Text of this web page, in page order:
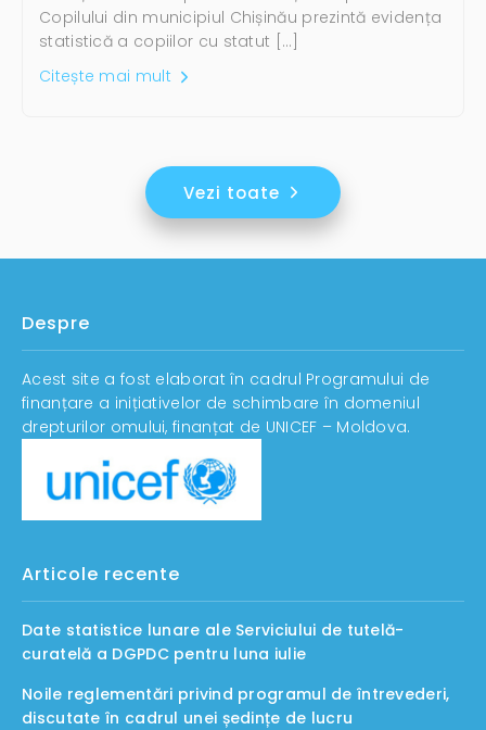
Copilului din municipiul Chișinău prezintă evidența
statistică a copiilor cu statut […]
Citește mai mult
Vezi toate
Despre
Acest site a fost elaborat în cadrul Programului de
finanțare a inițiativelor de schimbare în domeniul
drepturilor omului, finanțat de UNICEF – Moldova.
Articole recente
Date statistice lunare ale Serviciului de tutelă-
curatelă a DGPDC pentru luna iulie
Noile reglementări privind programul de întrevederi,
discutate în cadrul unei ședințe de lucru